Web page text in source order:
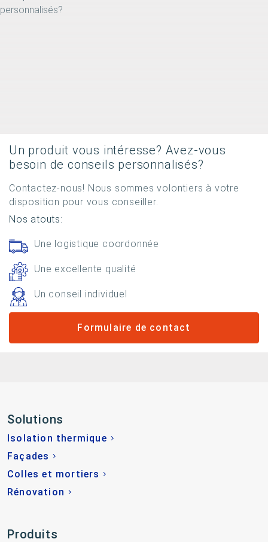
Un produit vous intéresse? Avez-vous
besoin de conseils personnalisés?
Contactez-nous! Nous sommes volontiers à votre
disposition pour vous conseiller.
Nos atouts:
Une logistique coordonnée
Une excellente qualité
Un conseil individuel
Formulaire de contact
Solutions
Isolation thermique
Façades
Colles et mortiers
Rénovation
Produits